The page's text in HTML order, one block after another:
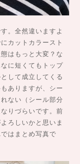
。全然違いますよ
カットカラースト
はもっと大変？な
に短くてもトップ
して成立してくる
ありますが、シー
ない（シール部分
りづらいです。前
ろしいかと思いま
はまとめ写真で